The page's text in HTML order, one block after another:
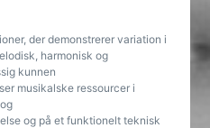
der demonstrerer variation i
harmonisk og
kunnen
musikalske ressourcer i
og på et funktionelt teknisk